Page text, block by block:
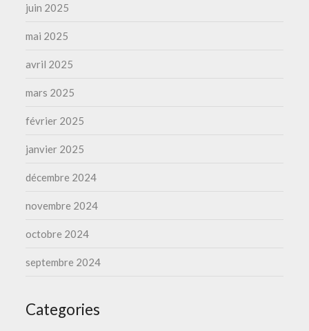
juin 2025
mai 2025
avril 2025
mars 2025
février 2025
janvier 2025
décembre 2024
novembre 2024
octobre 2024
septembre 2024
Categories